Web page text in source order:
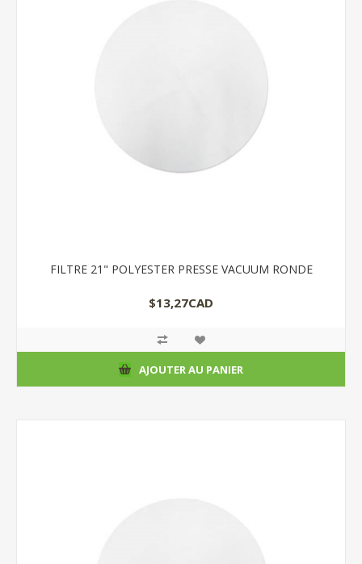
FILTRE 21" POLYESTER PRESSE VACUUM RONDE
$13,27CAD
AJOUTER AU PANIER